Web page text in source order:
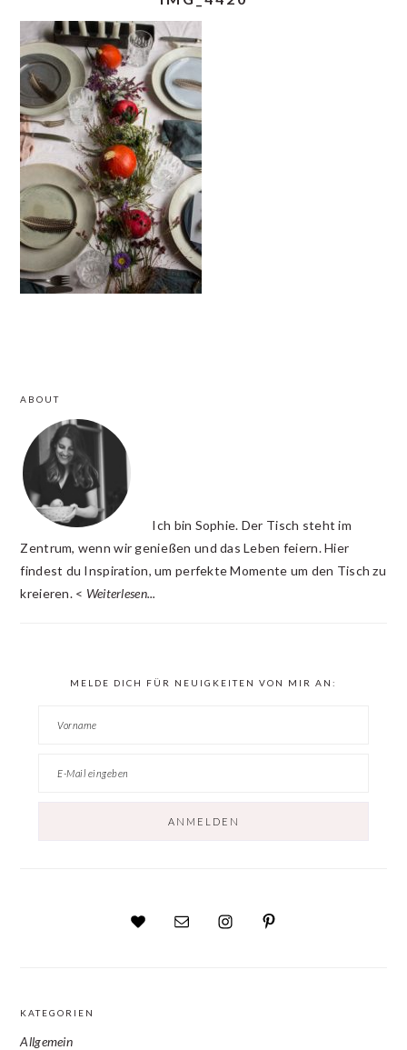
INTERACTIONS
SIDEBAR
ABOUT
Ich bin Sophie. Der Tisch steht im
Zentrum, wenn wir genießen und das Leben feiern. Hier
findest du Inspiration, um perfekte Momente um den Tisch zu
kreieren. < Weiterlesen...
MELDE DICH FÜR NEUIGKEITEN VON MIR AN:
KATEGORIEN
Allgemein